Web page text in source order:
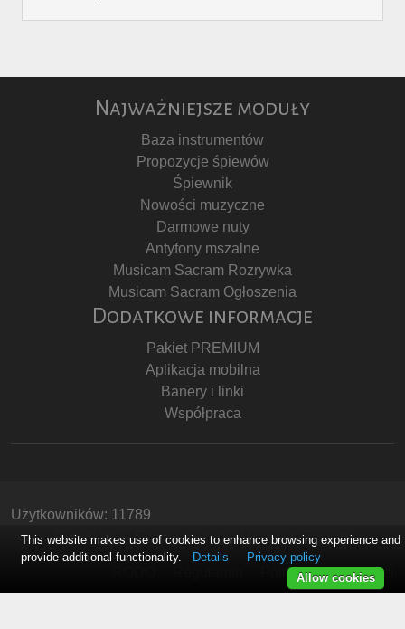
Najważniejsze moduły
Baza instrumentów
Propozycje śpiewów
Śpiewnik
Nowości muzyczne
Darmowe nuty
Antyfony mszalne
Musicam Sacram Rozrywka
Musicam Sacram Ogłoszenia
Dodatkowe informacje
Pakiet PREMIUM
Aplikacja mobilna
Banery i linki
Współpraca
Użytkowników: 11789
Copyright © Stowarzyszenie Musicam Sacram
Polityka Prywatności
This website makes use of cookies to enhance browsing experience and
provide additional functionality.
Details
Privacy policy
Allow cookies